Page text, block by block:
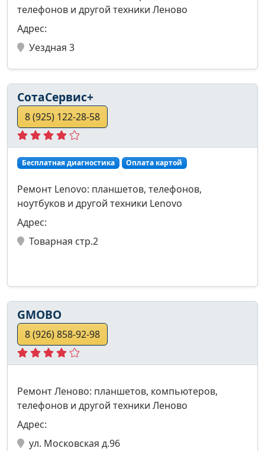
телефонов и другой техники Леново
Адрес:
Уездная 3
СотаСервис+
8 (925) 122-28-58
Бесплатная диагностика Оплата картой
Ремонт Lenovo: планшетов, телефонов,
ноутбуков и другой техники Lenovo
Адрес:
Товарная стр.2
GMOBO
8 (926) 858-92-98
Ремонт Леново: планшетов, компьютеров,
телефонов и другой техники Леново
Адрес:
ул. Московская д.96